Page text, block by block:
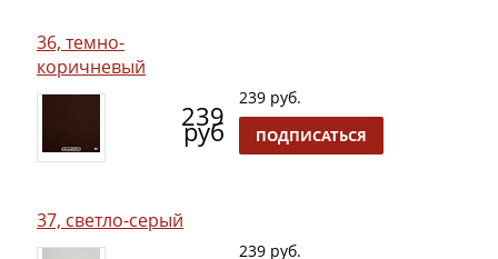
36, темно-
коричневый
239
руб
239 руб.
ПОДПИСАТЬСЯ
37, светло-серый
239 руб.